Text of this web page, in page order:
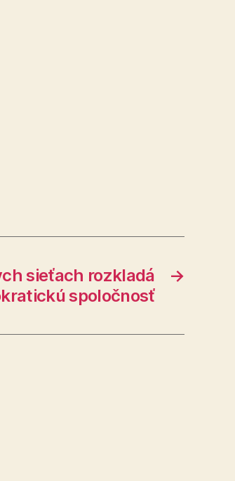
→
sieťach rozkladá
spoločnosť